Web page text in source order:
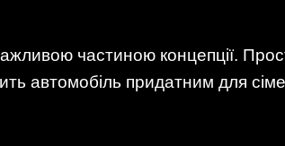
частиною концепції.
автомобіль придатним для